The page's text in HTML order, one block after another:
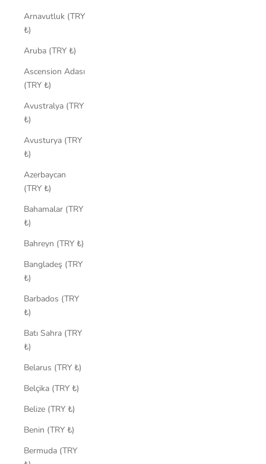
Arnavutluk (TRY
₺)
Aruba (TRY ₺)
Ascension Adası
(TRY ₺)
Avustralya (TRY
₺)
Avusturya (TRY
₺)
Azerbaycan
(TRY ₺)
Bahamalar (TRY
₺)
Bahreyn (TRY ₺)
Bangladeş (TRY
₺)
Barbados (TRY
₺)
Batı Sahra (TRY
₺)
Belarus (TRY ₺)
Belçika (TRY ₺)
Belize (TRY ₺)
Benin (TRY ₺)
Bermuda (TRY